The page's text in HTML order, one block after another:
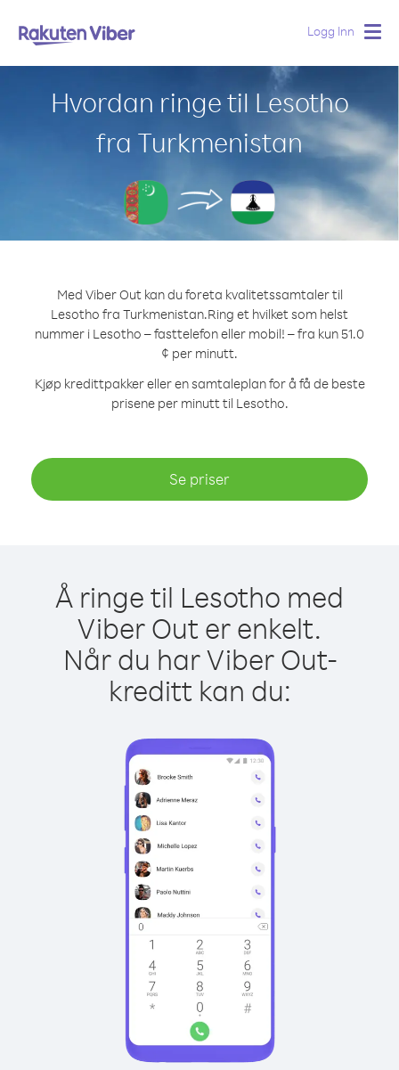
Logg Inn
Hvordan ringe til Lesotho
fra Turkmenistan
Med Viber Out kan du foreta kvalitetssamtaler til
Lesotho fra Turkmenistan.Ring et hvilket som helst
nummer i Lesotho – fasttelefon eller mobil! – fra kun 51.0
¢ per minutt.
Kjøp kredittpakker eller en samtaleplan for å få de beste
prisene per minutt til Lesotho.
Se priser
Å ringe til Lesotho med
Viber Out er enkelt.
Når du har Viber Out-
kreditt kan du: